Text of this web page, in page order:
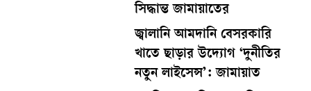
সিদ্ধান্ত জামায়াতের
জ্বালানি আমদানি বেসরকারি
খাতে ছাড়ার উদ্যোগ ‘দুনীতির
নতুন লাইসেন্স’: জামায়াত